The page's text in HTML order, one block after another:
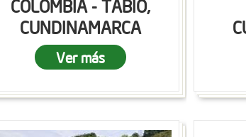
COLOMBIA - TABIO,
CUNDINAMARCA
Ver más